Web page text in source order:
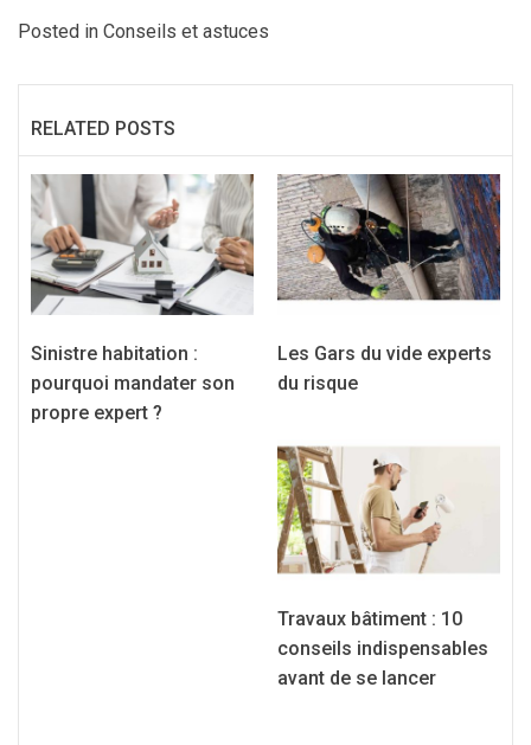
Posted in Conseils et astuces
RELATED POSTS
Sinistre habitation :
pourquoi mandater son
propre expert ?
Les Gars du vide experts
du risque
Travaux bâtiment : 10
conseils indispensables
avant de se lancer